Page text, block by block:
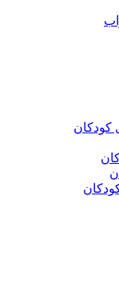
کودکان